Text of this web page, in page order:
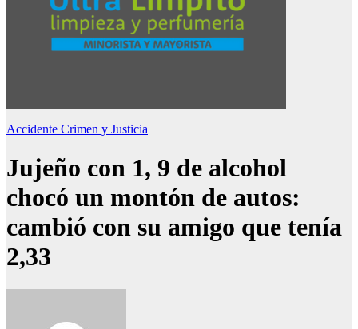
Accidente Crimen y Justicia
Jujeño con 1, 9 de alcohol
chocó un montón de autos:
cambió con su amigo que tenía
2,33